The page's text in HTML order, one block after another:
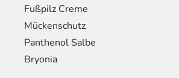
Fußpilz Creme
Mückenschutz
Panthenol Salbe
Bryonia